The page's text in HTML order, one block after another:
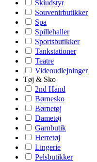
Skiudstyr
Souvenirbutikker
Spa
Spillehaller
Sportsbutikker
Tankstationer
Teatre
Videoudlejninger
Tøj & Sko
2nd Hand
Børnesko
Børnetøj
Dametøj
Garnbutik
Herretøj
Lingerie
Pelsbutikker